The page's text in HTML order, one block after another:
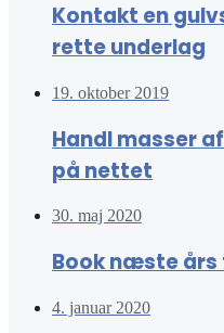
Kontakt en
rette underlag
19. oktober 2019
Handl masser
på nettet
30. maj 2020
Book næste års
4. januar 2020